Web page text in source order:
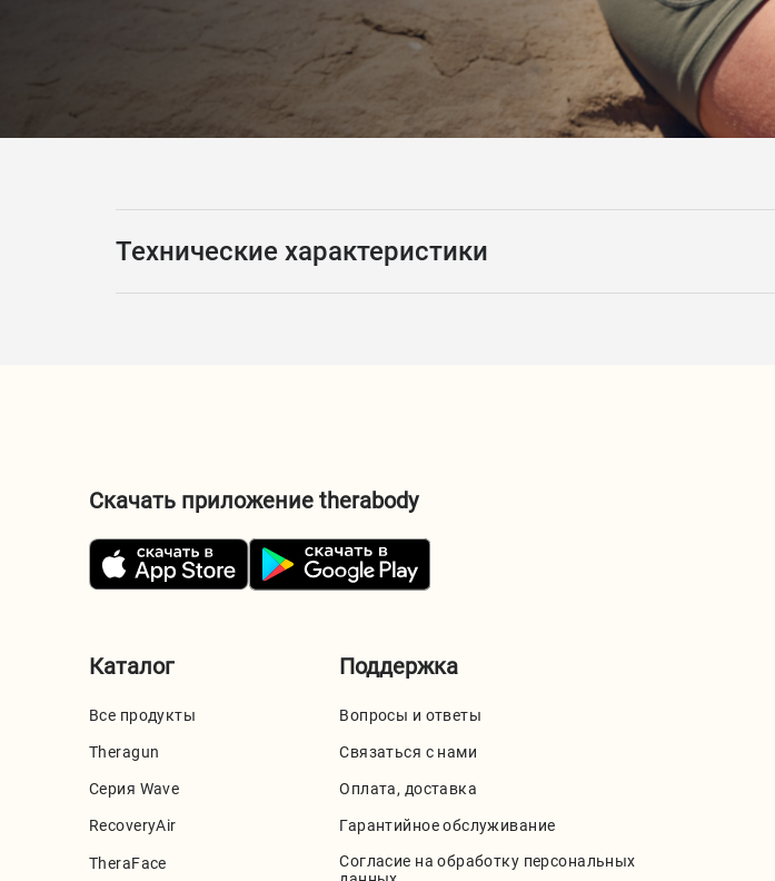
Технические характеристики
Каталог
Все продукты
Theragun
Серия Wave
RecoveryAir
TheraFace
Поддержка
Вопросы и ответы
Связаться с нами
Оплата, доставка
Гарантийное обслуживание
Согласие на обработку персональных
Скачать приложение therabody